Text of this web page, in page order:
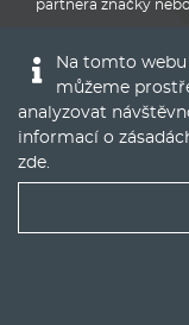
partnera značky
Na tomto webu
můžeme
analyzovat
informací o
zde.